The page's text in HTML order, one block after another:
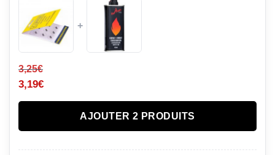
+
3,25€
3,19€
AJOUTER 2 PRODUITS